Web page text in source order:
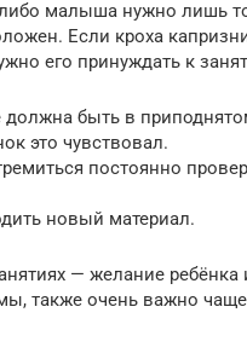
малыша нужно лишь
Если кроха
его принуждать к
быть в
это чувствовал.
постоянно
новый материал.
— желание
также очень важно